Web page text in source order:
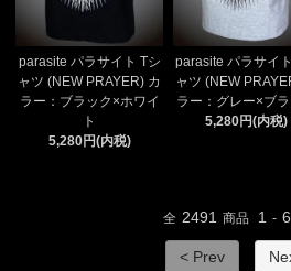
parasite パラサイト Tシ
ャツ (NEW PRAYER) カ
ラー：ブラック×ホワイ
ト
5,280円(内税)
parasite パラサイ
ャツ (NEW
ラー：グレー×ブラ
5,280円(内税)
全 2491 商品 1 -
< Prev